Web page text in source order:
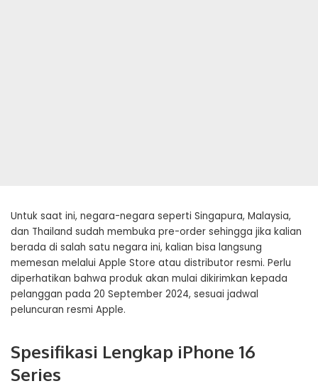
Untuk saat ini, negara-negara seperti Singapura, Malaysia,
dan Thailand sudah membuka pre-order sehingga jika kalian
berada di salah satu negara ini, kalian bisa langsung
memesan melalui Apple Store atau distributor resmi. Perlu
diperhatikan bahwa produk akan mulai dikirimkan kepada
pelanggan pada 20 September 2024, sesuai jadwal
peluncuran resmi Apple.
Spesifikasi Lengkap iPhone 16
Series